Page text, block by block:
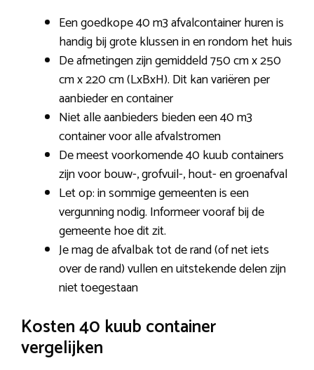
Een goedkope 40 m3 afvalcontainer huren is
handig bij grote klussen in en rondom het huis
De afmetingen zijn gemiddeld 750 cm x 250
cm x 220 cm (LxBxH). Dit kan variëren per
aanbieder en container
Niet alle aanbieders bieden een 40 m3
container voor alle afvalstromen
De meest voorkomende 40 kuub containers
zijn voor bouw-, grofvuil-, hout- en groenafval
Let op: in sommige gemeenten is een
vergunning nodig. Informeer vooraf bij de
gemeente hoe dit zit.
Je mag de afvalbak tot de rand (of net iets
over de rand) vullen en uitstekende delen zijn
niet toegestaan
Kosten 40 kuub container
vergelijken